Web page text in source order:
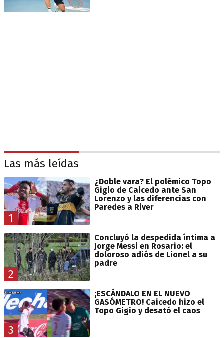
Las más leídas
1
¿Doble vara? El polémico Topo
Gigio de Caicedo ante San
Lorenzo y las diferencias con
Paredes a River
2
Concluyó la despedida íntima a
Jorge Messi en Rosario: el
doloroso adiós de Lionel a su
padre
3
¡ESCÁNDALO EN EL NUEVO
GASÓMETRO! Caicedo hizo el
Topo Gigio y desató el caos